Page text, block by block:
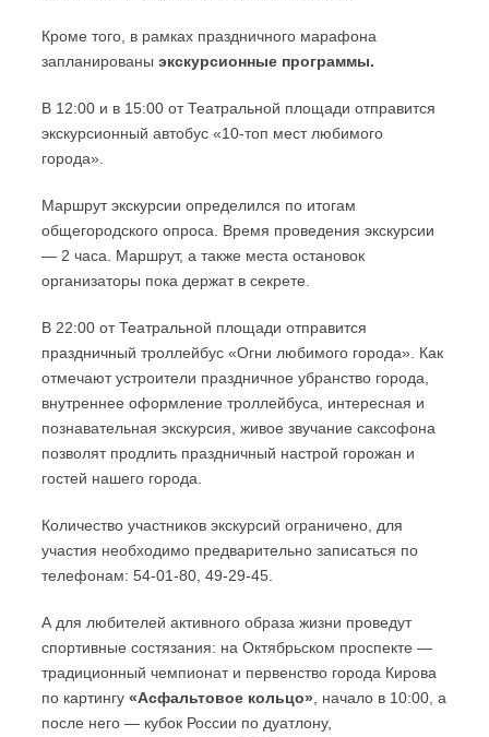
Кроме того, в рамках праздничного марафона
запланированы экскурсионные программы.
В 12:00 и в 15:00 от Театральной площади отправится
экскурсионный автобус «10-топ мест любимого
города».
Маршрут экскурсии определился по итогам
общегородского опроса. Время проведения экскурсии
— 2 часа. Маршрут, а также места остановок
организаторы пока держат в секрете.
В 22:00 от Театральной площади отправится
праздничный троллейбус «Огни любимого города». Как
отмечают устроители праздничное убранство города,
внутреннее оформление троллейбуса, интересная и
познавательная экскурсия, живое звучание саксофона
позволят продлить праздничный настрой горожан и
гостей нашего города.
Количество участников экскурсий ограничено, для
участия необходимо предварительно записаться по
телефонам: 54-01-80, 49-29-45.
А для любителей активного образа жизни проведут
спортивные состязания: на Октябрьском проспекте —
традиционный чемпионат и первенство города Кирова
по картингу «Асфальтовое кольцо», начало в 10:00, а
после него — кубок России по дуатлону,